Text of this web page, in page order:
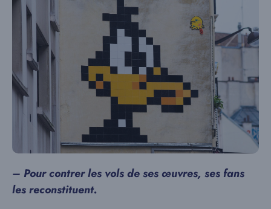
– Pour contrer les vols de ses œuvres, ses fans
les reconstituent.